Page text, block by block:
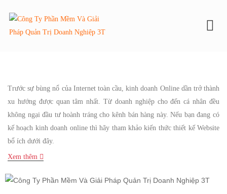
Trước sự bùng nổ của Internet toàn cầu, kinh doanh Online dần trở thành
xu hướng được quan tâm nhất. Từ doanh nghiệp cho đến cá nhân đều
không ngại đầu tư hoành tráng cho kênh bán hàng này. Nếu bạn đang có
kế hoạch kinh doanh online thì hãy tham khảo kiến thức thiết kế Website
bổ ích dưới đây.
Xem thêm